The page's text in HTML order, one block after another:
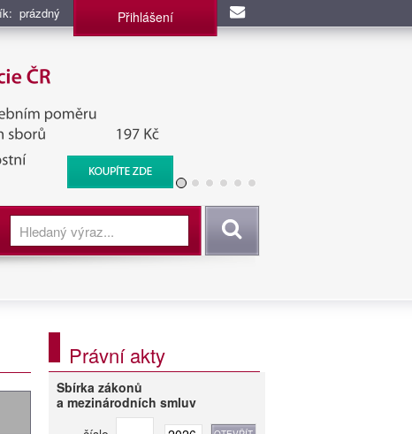
prázdný Přihlášení
BIS, Zpravodajské
Vyhledat
Právní akty
Sbírka zákonů
a mezinárodních smluv